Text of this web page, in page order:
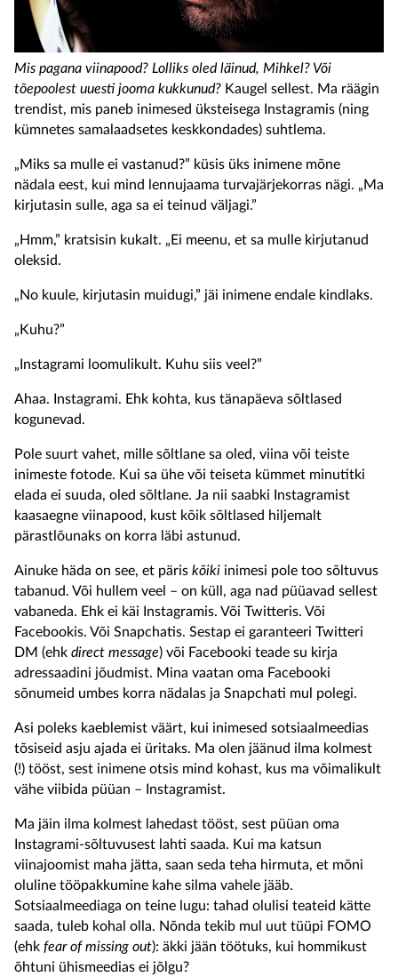
Mis pagana viinapood? Lolliks oled läinud, Mihkel? Või
tõepoolest uuesti jooma kukkunud? Kaugel sellest. Ma räägin
trendist, mis paneb inimesed üksteisega Instagramis (ning
kümnetes samalaadsetes keskkondades) suhtlema.
„Miks sa mulle ei vastanud?” küsis üks inimene mõne
nädala eest, kui mind lennujaama turvajärjekorras nägi. „Ma
kirjutasin sulle, aga sa ei teinud väljagi.”
„Hmm,” kratsisin kukalt. „Ei meenu, et sa mulle kirjutanud
oleksid.
„No kuule, kirjutasin muidugi,” jäi inimene endale kindlaks.
„Kuhu?”
„Instagrami loomulikult. Kuhu siis veel?”
Ahaa. Instagrami. Ehk kohta, kus tänapäeva sõltlased
kogunevad.
Pole suurt vahet, mille sõltlane sa oled, viina või teiste
inimeste fotode. Kui sa ühe või teiseta kümmet minutitki
elada ei suuda, oled sõltlane. Ja nii saabki Instagramist
kaasaegne viinapood, kust kõik sõltlased hiljemalt
pärastlõunaks on korra läbi astunud.
Ainuke häda on see, et päris kõiki inimesi pole too sõltuvus
tabanud. Või hullem veel – on küll, aga nad püüavad sellest
vabaneda. Ehk ei käi Instagramis. Või Twitteris. Või
Facebookis. Või Snapchatis. Sestap ei garanteeri Twitteri
DM (ehk direct message) või Facebooki teade su kirja
adressaadini jõudmist. Mina vaatan oma Facebooki
sõnumeid umbes korra nädalas ja Snapchati mul polegi.
Asi poleks kaeblemist väärt, kui inimesed sotsiaalmeedias
tõsiseid asju ajada ei üritaks. Ma olen jäänud ilma kolmest
(!) tööst, sest inimene otsis mind kohast, kus ma võimalikult
vähe viibida püüan – Instagramist.
Ma jäin ilma kolmest lahedast tööst, sest püüan oma
Instagrami-sõltuvusest lahti saada. Kui ma katsun
viinajoomist maha jätta, saan seda teha hirmuta, et mõni
oluline tööpakkumine kahe silma vahele jääb.
Sotsiaalmeediaga on teine lugu: tahad olulisi teateid kätte
saada, tuleb kohal olla. Nõnda tekib mul uut tüüpi FOMO
(ehk fear of missing out): äkki jään töötuks, kui hommikust
õhtuni ühismeedias ei jõlgu?